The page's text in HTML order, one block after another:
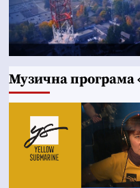
Музична програма